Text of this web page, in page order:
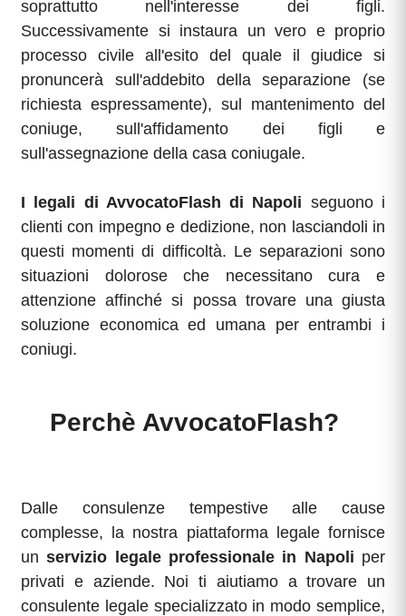
soprattutto nell'interesse dei figli.
Successivamente si instaura un vero e proprio
processo civile all'esito del quale il giudice si
pronuncerà sull'addebito della separazione (se
richiesta espressamente), sul mantenimento del
coniuge, sull'affidamento dei figli e
sull'assegnazione della casa coniugale.
I legali di AvvocatoFlash di Napoli seguono i
clienti con impegno e dedizione, non lasciandoli in
questi momenti di difficoltà. Le separazioni sono
situazioni dolorose che necessitano cura e
attenzione affinché si possa trovare una giusta
soluzione economica ed umana per entrambi i
coniugi.
Perchè AvvocatoFlash?
Dalle consulenze tempestive alle cause
complesse, la nostra piattaforma legale fornisce
unservizio legale professionale in Napoli per
privati e aziende. Noi ti aiutiamo a trovare un
consulente legale specializzato in modo semplice,